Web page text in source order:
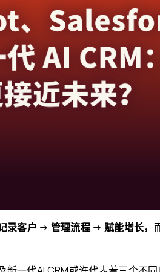
录客户 → 管理流程 → 赋能增长，